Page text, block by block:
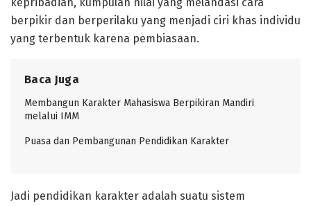
berpikir dan berperilaku yang menjadi ciri khas individu
yang terbentuk karena pembiasaan.
Baca Juga
Membangun Karakter Mahasiswa Berpikiran Mandiri
melalui IMM
Puasa dan Pembangunan Pendidikan Karakter
Jadi pendidikan karakter adalah suatu sistem